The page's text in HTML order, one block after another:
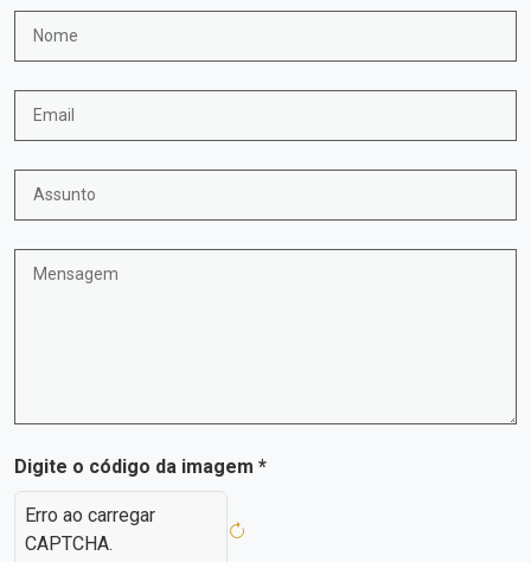
Digite o código da imagem *
Erro ao carregar
CAPTCHA.